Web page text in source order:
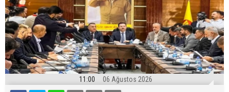
11:00 06 Ağustos 2026